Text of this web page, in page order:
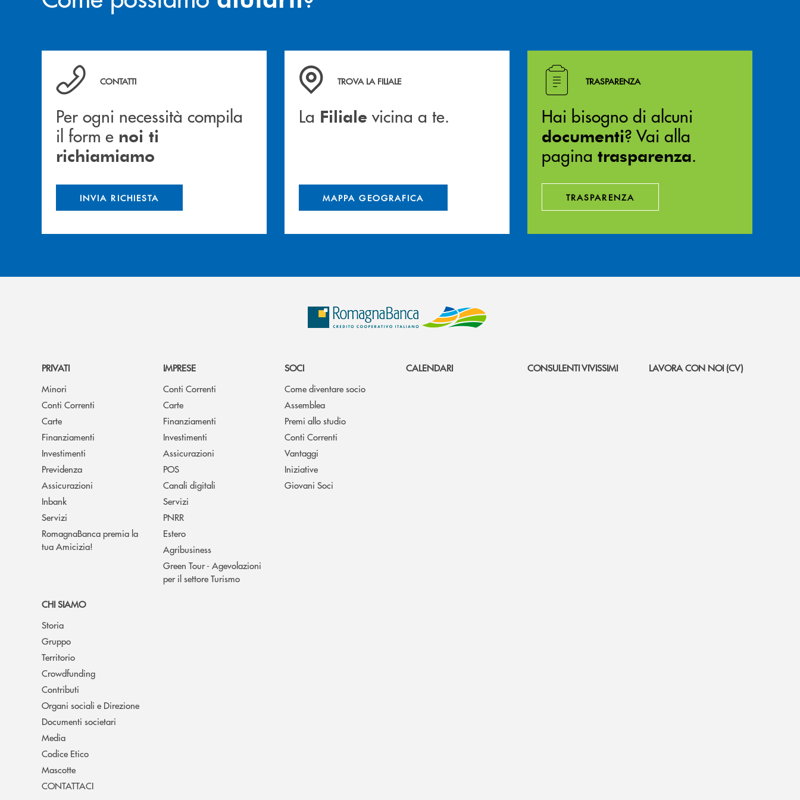
Per ogni necessità compila il form e noi ti richiamiamo
CONTATTI
Per ogni necessità compila
il form e noi ti
richiamiamo
INVIA RICHIESTA
La&nbsp; Filiale &nbsp;vicina a te. &nbsp;
TROVA LA FILIALE
La Filiale vicina a te.
MAPPA GEOGRAFICA
Hai bisogno di alcuni documenti ? Vai alla pagina
TRASPARENZA
Hai bisogno di alcuni
documenti? Vai alla
pagina trasparenza.
TRASPARENZA
PRIVATI
Minori
Conti Correnti
Carte
Finanziamenti
Investimenti
Previdenza
Assicurazioni
Inbank
Servizi
RomagnaBanca premia la
tua Amicizia!
IMPRESE
Conti Correnti
Carte
Finanziamenti
Investimenti
Assicurazioni
POS
Canali digitali
Servizi
PNRR
Estero
Agribusiness
Green Tour - Agevolazioni
per il settore Turismo
SOCI
Come diventare socio
Assemblea
Premi allo studio
Conti Correnti
Vantaggi
Iniziative
Giovani Soci
CALENDARI CONSULENTI VIVISSIMI LAVORA CON NOI (CV)
CHI SIAMO
Storia
Gruppo
Territorio
Crowdfunding
Contributi
Organi sociali e Direzione
Documenti societari
Media
Codice Etico
Mascotte
CONTATTACI